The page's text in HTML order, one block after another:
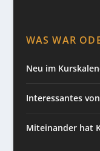
WAS WAR
Neu im
Interessantes
Miteinander hat